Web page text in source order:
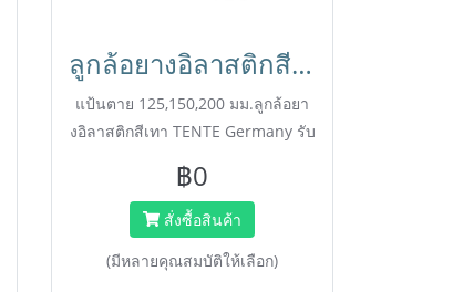
ลูกล้อยางอิลาสติกสีเทา รับน้ำหนัก 450kg. แป้นตาย เข็นเงียบ นุ่มนวล มาตรฐานเยอรมัน TENTE
แป้นตาย 125,150,200 มม.ลูกล้อยา
งอิลาสติกสีเทา TENTE Germany รับ
450 กก.) เข็นนุ่มนวล เก็บเสียงดีเยี่ยม
มาตรฐาน DIN EN ISO
9001.****ติดต่อพนักงานขายเพื่อขอ
ราคา สั่งซื้อ ไลน์ @happymove
฿0
สั่งซื้อสินค้า
(มีหลายคุณสมบัติให้เลือก)